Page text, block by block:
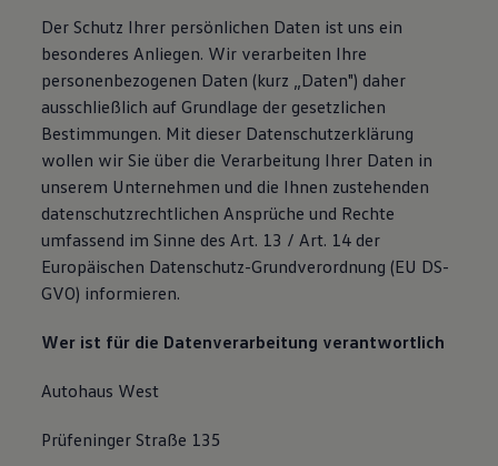
Der Schutz Ihrer persönlichen Daten ist uns ein
besonderes Anliegen. Wir verarbeiten Ihre
personenbezogenen Daten (kurz „Daten") daher
ausschließlich auf Grundlage der gesetzlichen
Bestimmungen. Mit dieser Datenschutzerklärung
wollen wir Sie über die Verarbeitung Ihrer Daten in
unserem Unternehmen und die Ihnen zustehenden
datenschutzrechtlichen Ansprüche und Rechte
umfassend im Sinne des Art. 13 / Art. 14 der
Europäischen Datenschutz-Grundverordnung (EU DS-
GVO) informieren.
Wer ist für die Datenverarbeitung verantwortlich
Autohaus West
Prüfeninger Straße 135